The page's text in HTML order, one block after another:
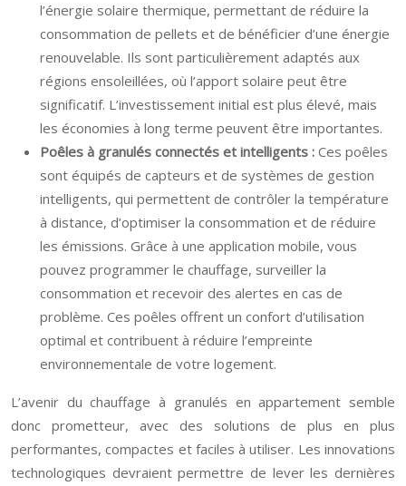
l’énergie solaire thermique, permettant de réduire la
consommation de pellets et de bénéficier d’une énergie
renouvelable. Ils sont particulièrement adaptés aux
régions ensoleillées, où l’apport solaire peut être
significatif. L’investissement initial est plus élevé, mais
les économies à long terme peuvent être importantes.
Poêles à granulés connectés et intelligents : Ces poêles
sont équipés de capteurs et de systèmes de gestion
intelligents, qui permettent de contrôler la température
à distance, d’optimiser la consommation et de réduire
les émissions. Grâce à une application mobile, vous
pouvez programmer le chauffage, surveiller la
consommation et recevoir des alertes en cas de
problème. Ces poêles offrent un confort d’utilisation
optimal et contribuent à réduire l’empreinte
environnementale de votre logement.
L’avenir du chauffage à granulés en appartement semble
donc prometteur, avec des solutions de plus en plus
performantes, compactes et faciles à utiliser. Les innovations
technologiques devraient permettre de lever les dernières